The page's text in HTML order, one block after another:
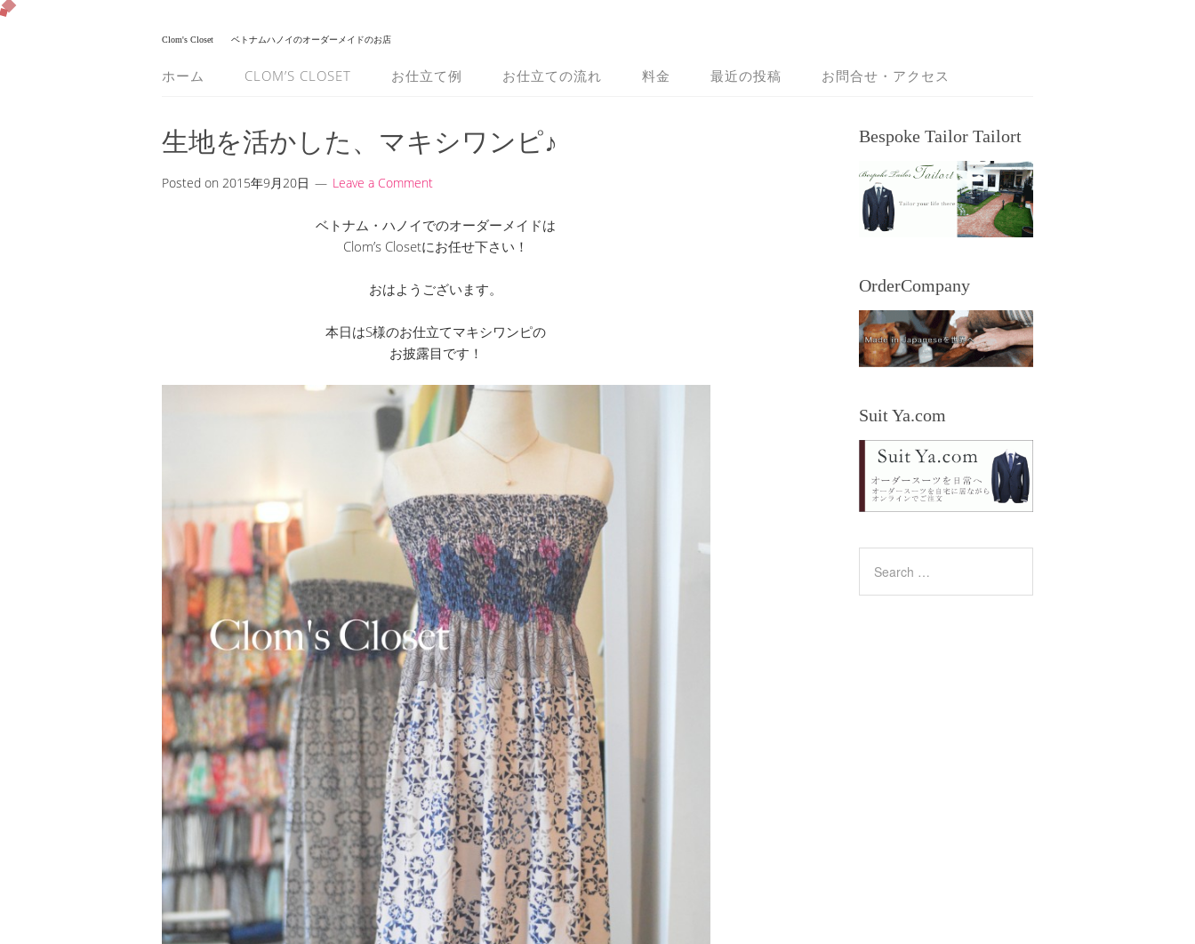
Clom's Closet ベトナムハノイのオーダーメイドのお店
ホーム CLOM’S CLOSET お仕立て例 お仕立ての流れ 料金 最近の投稿 お問合せ・アクセス
生地を活かした、マキシワンピ♪
Posted on 2015年9月20日 Leave a Comment
ベトナム・ハノイでのオーダーメイドは
Clom’s Closetにお任せ下さい！
おはようございます。
本日はS様のお仕立てマキシワンピの
お披露目です！
Bespoke Tailor Tailort
OrderCompany
Suit Ya.com